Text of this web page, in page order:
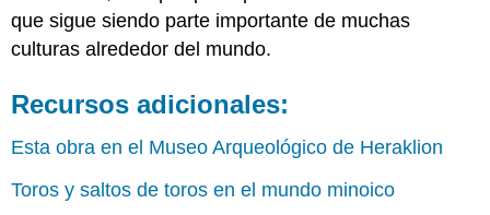
que sigue siendo parte importante de muchas
culturas alrededor del mundo.
Recursos adicionales:
Esta obra en el Museo Arqueológico de Heraklion
Toros y saltos de toros en el mundo minoico